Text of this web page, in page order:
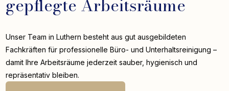
gepflegte Arbeitsräume
Unser Team in Luthern besteht aus gut ausgebildeten
Fachkräften für professionelle Büro- und Unterhaltsreinigung –
damit Ihre Arbeitsräume jederzeit sauber, hygienisch und
repräsentativ bleiben.